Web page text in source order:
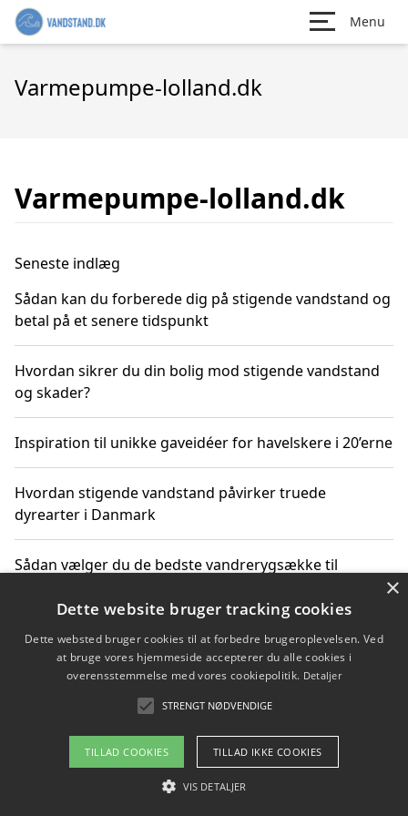
Menu
Varmepumpe-lolland.dk
Varmepumpe-lolland.dk
Seneste indlæg
Sådan kan du forberede dig på stigende vandstand og
betal på et senere tidspunkt
Hvordan sikrer du din bolig mod stigende vandstand
og skader?
Inspiration til unikke gaveidéer for havelskere i 20’erne
Hvordan stigende vandstand påvirker truede
dyrearter i Danmark
Sådan vælger du de bedste vandrerygsække til
Copyright 2026 - Pilanto Aps
Om / kontakt
×
Dette website bruger tracking cookies
Dette websted bruger cookies til at forbedre brugeroplevelsen. Ved
at bruge vores hjemmeside accepterer du alle cookies i
overensstemmelse med vores cookiepolitik. Detaljer
STRENGT NØDVENDIGE
TILLAD COOKIES TILLAD IKKE COOKIES
VIS DETALJER